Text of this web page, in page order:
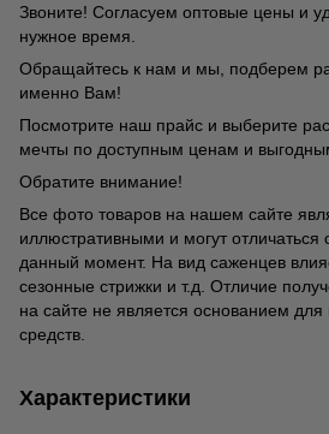
Звоните! Согласуем оптовые цены и
нужное время.
Обращайтесь к нам и мы, подберем
именно Вам!
Посмотрите наш прайс и выберите
мечты по доступным ценам и
Обратите внимание!
Все фото товаров на нашем сайте
иллюстративными и могут отличаться
данный момент. На вид саженцев
сезонные стрижки и т.д. Отличие
на сайте не является основанием для
средств.
Характеристики